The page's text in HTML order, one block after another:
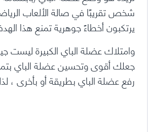
شخص تقريبًا في صالة الألعاب
يرتكبون أخطاءً جوهرية تمنع هذا
وامتلاك عضلة الباي الكبيرة
جعلك أقوى وتحسين عضلة الباي
رفع عضلة الباي بطريقة أو بأخرى